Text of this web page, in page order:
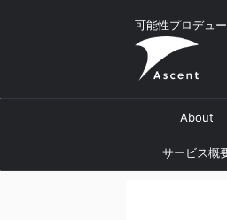
可能性プロデュ
About
サービス概